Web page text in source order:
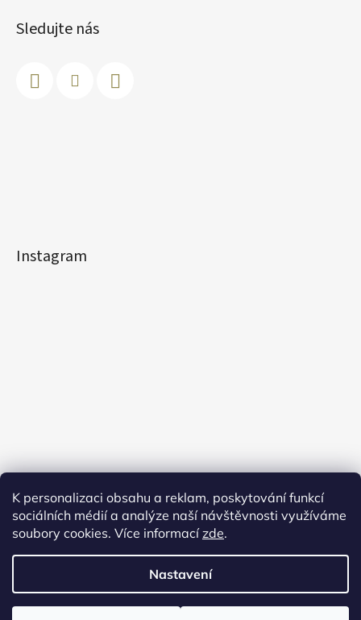
K personalizaci obsahu a reklam, poskytování funkcí
sociálních médií a analýze naší návštěvnosti využíváme
soubory cookies. Více informacízde.
Nastavení
Sledujte nás
Instagram
Vytvořil Shoptet